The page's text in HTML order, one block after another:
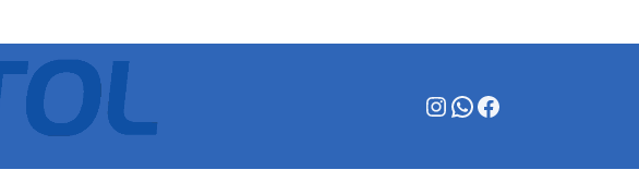
Instagram WhatsApp Facebook